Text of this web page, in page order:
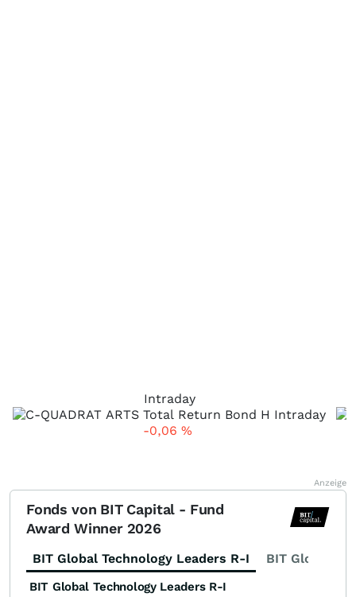
Intraday
-0,06 %
Anzeige
Fonds von BIT Capital - Fund
Award Winner 2026
BIT Global Technology Leaders R-I BIT Global
BIT Global Technology Leaders R-I